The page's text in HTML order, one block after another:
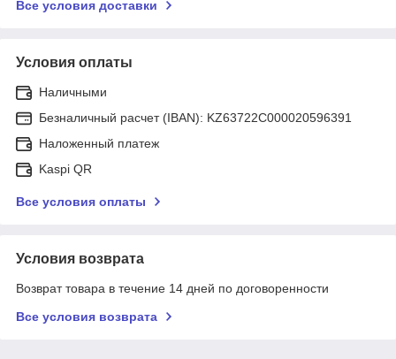
Все условия доставки
Условия оплаты
Наличными
Безналичный расчет (IBAN): KZ63722C000020596391
Наложенный платеж
Kaspi QR
Все условия оплаты
Условия возврата
Возврат товара в течение 14 дней по договоренности
Все условия возврата